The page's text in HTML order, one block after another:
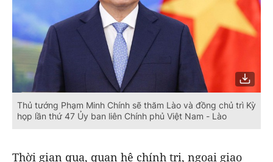
Thủ tướng Phạm Minh Chính sẽ thăm Lào và đồng chủ trì Kỳ
họp lần thứ 47 Ủy ban liên Chính phủ Việt Nam - Lào
Thời gian qua, quan hệ chính trị, ngoại giao